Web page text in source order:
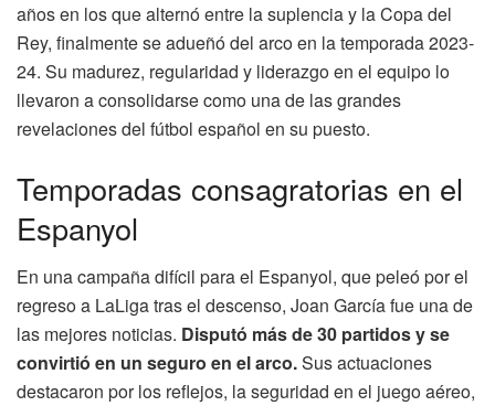
años en los que alternó entre la suplencia y la Copa del
Rey, finalmente se adueñó del arco en la temporada 2023-
24. Su madurez, regularidad y liderazgo en el equipo lo
llevaron a consolidarse como una de las grandes
revelaciones del fútbol español en su puesto.
Temporadas consagratorias en el
Espanyol
En una campaña difícil para el Espanyol, que peleó por el
regreso a LaLiga tras el descenso, Joan García fue una de
las mejores noticias. Disputó más de 30 partidos y se
convirtió en un seguro en el arco.Sus actuaciones
destacaron por los reflejos, la seguridad en el juego aéreo,